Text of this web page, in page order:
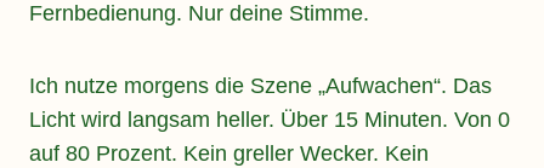
Fernbedienung. Nur deine Stimme.
Ich nutze morgens die Szene „Aufwachen“. Das
Licht wird langsam heller. Über 15 Minuten. Von 0
auf 80 Prozent. Kein greller Wecker. Kein